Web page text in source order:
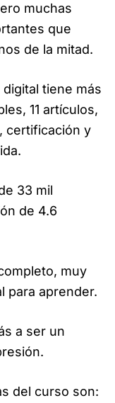
muchas
que
de la mitad.
tiene más
11 artículos,
certificación y
33 mil
de 4.6
muy
para aprender.
a ser un
del curso son: